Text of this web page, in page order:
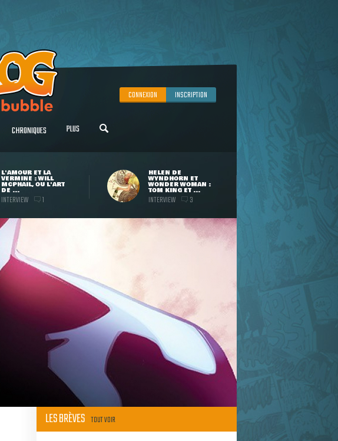
CONNEXION INSCRIPTION
CHRONIQUES PLUS
L'AMOUR ET LA
VERMINE : WILL
MCPHAIL, OU L'ART
DE ...
INTERVIEW 1
HELEN DE
WYNDHORN ET
WONDER WOMAN :
TOM KING ET ...
INTERVIEW 3
LES BRÈVES TOUT VOIR